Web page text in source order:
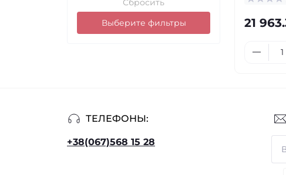
Сбросить
Выберите фильтры
21
ТЕЛЕФОНЫ:
+38(067)568 15 28